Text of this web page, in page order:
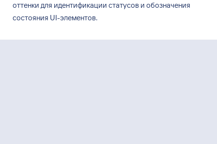
оттенки для идентификации статусов и обозначения
состояния UI-элементов.